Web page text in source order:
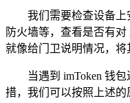
我们需要检查设备上
防火墙等，查看是否有对
就像给门卫说明情况，将
当遇到 imToken 钱
措，我们可以按照上述